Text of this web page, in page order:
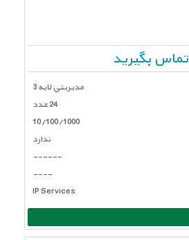
تماس بگیرید
مديريتي لايه 3
24 عدد
10/100/1000
ندارد
------
----
IP Services